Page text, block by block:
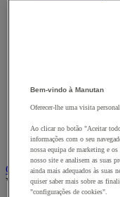
Carro para carga
Carros com
Reboque industrial
Serviço e
Contentor móvel
Ver todas as categorias
Bem-vindo à Manutan
Oferecer-lhe uma visita
Ao clicar no botão "Aceitar
informações com o seu
nossa equipa de marketing e
nosso site e analisem as suas
ainda mais adequados às suas
quiser saber mais sobre as
"configurações de cookies".